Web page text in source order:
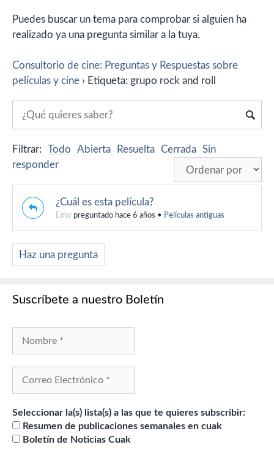
Puedes buscar un tema para comprobar si alguien ha
realizado ya una pregunta similar a la tuya.
Consultorio de cine: Preguntas y Respuestas sobre
películas y cine › Etiqueta: grupo rock and roll
Filtrar: Todo Abierta Resuelta Cerrada Sin
responder
¿Cuál es esta película?
Emy preguntado hace 6 años • Películas antiguas
Haz una pregunta
Suscríbete a nuestro Boletín
Seleccionar la(s) lista(s) a las que te quieres subscribir:
Resumen de publicaciones semanales en cuak
Boletín de Noticias Cuak